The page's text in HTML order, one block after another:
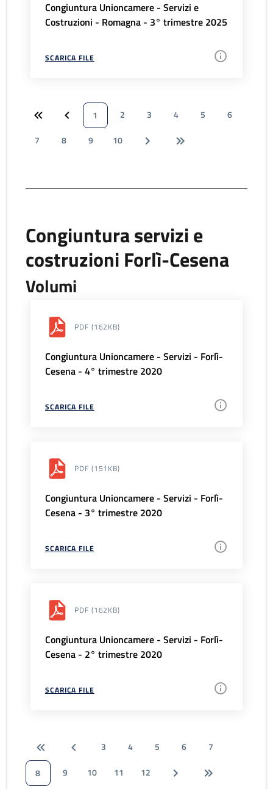
Congiuntura Unioncamere - Servizi e
Costruzioni - Romagna - 3° trimestre 2025
SCARICA FILE
1 2 3 4 5
6
7
8 9 10
Congiuntura servizi e
costruzioni Forlì-Cesena
Volumi
PDF (162KB)
Congiuntura Unioncamere - Servizi - Forlì-
Cesena - 4° trimestre 2020
SCARICA FILE
PDF (151KB)
Congiuntura Unioncamere - Servizi - Forlì-
Cesena - 3° trimestre 2020
SCARICA FILE
PDF (162KB)
Congiuntura Unioncamere - Servizi - Forlì-
Cesena - 2° trimestre 2020
SCARICA FILE
3 4 5 6
7
8
9 10 11 12